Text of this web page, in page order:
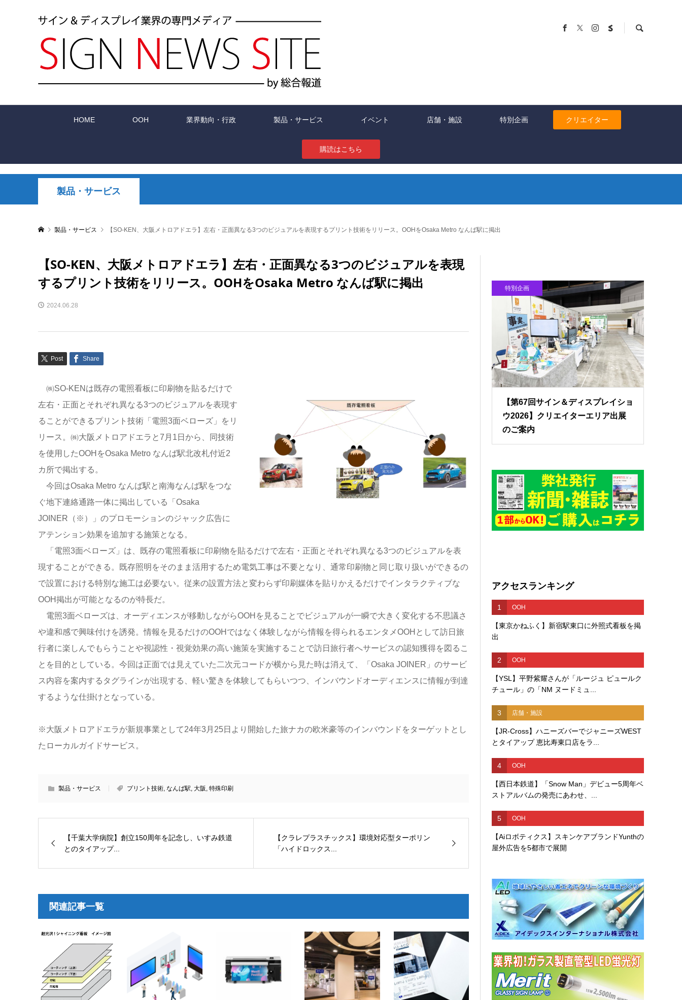
HOME OOH 業界動向・行政 製品・サービス イベント 店舗・施設 特別企画 クリエイター
購読はこちら
製品・サービス
製品・サービス 【SO-KEN、大阪メトロアドエラ】左右・正面異なる3つのビジュアルを表現するプリント技術をリリース。OOHをOsaka Metro なんば駅に掲出
【SO-KEN、大阪メトロアドエラ】左右・正面異なる3つのビジュアルを表現
するプリント技術をリリース。OOHをOsaka Metro なんば駅に掲出
2024.06.28
Post Share
㈱SO-KENは既存の電照看板に印刷物を貼るだけで
左右・正面とそれぞれ異なる3つのビジュアルを表現す
ることができるプリント技術「電照3面ベローズ」をリ
リース。㈱大阪メトロアドエラと7月1日から、同技術
を使用したOOHをOsaka Metro なんば駅北改札付近2
カ所で掲出する。
今回はOsaka Metro なんば駅と南海なんば駅をつな
ぐ地下連絡通路一体に掲出している「Osaka
JOINER（※）」のプロモーションのジャック広告に
アテンション効果を追加する施策となる。
「電照3面ベローズ」は、既存の電照看板に印刷物を貼るだけで左右・正面とそれぞれ異なる3つのビジュアルを表
現することができる。既存照明をそのまま活用するため電気工事は不要となり、通常印刷物と同じ取り扱いができるの
で設置における特別な施工は必要ない。従来の設置方法と変わらず印刷媒体を貼りかえるだけでインタラクティブな
OOH掲出が可能となるのが特長だ。
電照3面ベローズは、オーディエンスが移動しながらOOHを見ることでビジュアルが一瞬で大きく変化する不思議さ
や違和感で興味付けを誘発。情報を見るだけのOOHではなく体験しながら情報を得られるエンタメOOHとして訪日旅
行者に楽しんでもらうことや視認性・視覚効果の高い施策を実施することで訪日旅行者へサービスの認知獲得を図るこ
とを目的としている。今回は正面では見えていた二次元コードが横から見た時は消えて、「Osaka JOINER」のサービ
ス内容を案内するタグラインが出現する、軽い驚きを体験してもらいつつ、インバウンドオーディエンスに情報が到達
するような仕掛けとなっている。
※大阪メトロアドエラが新規事業として24年3月25日より開始した旅ナカの欧米豪等のインバウンドをターゲットとし
たローカルガイドサービス。
製品・サービス プリント技術, なんば駅, 大阪 , 特殊印刷
【千葉大学病院】創立150周年を記念し、いすみ鉄道
とのタイアップ...
【クラレプラスチックス】環境対応型ターポリン
「ハイドロックス...
関連記事一覧
特別企画
【第67回サイン＆ディスプレイショ
ウ2026】クリエイターエリア出展
のご案内
アクセスランキング
1 OOH
【東京かねふく】新宿駅東口に外照式看板を掲
出
2 OOH
【YSL】平野紫耀さんが「ルージュ ピュールク
チュール」の「NM ヌードミュ...
3 店舗・施設
【JR-Cross】ハニーズバーでジャニーズWEST
とタイアップ 恵比寿東口店をラ...
4 OOH
【西日本鉄道】「Snow Man」デビュー5周年ベ
ストアルバムの発売にあわせ、...
5 OOH
【Aiロボティクス】スキンケアブランドYunthの
屋外広告を5都市で展開